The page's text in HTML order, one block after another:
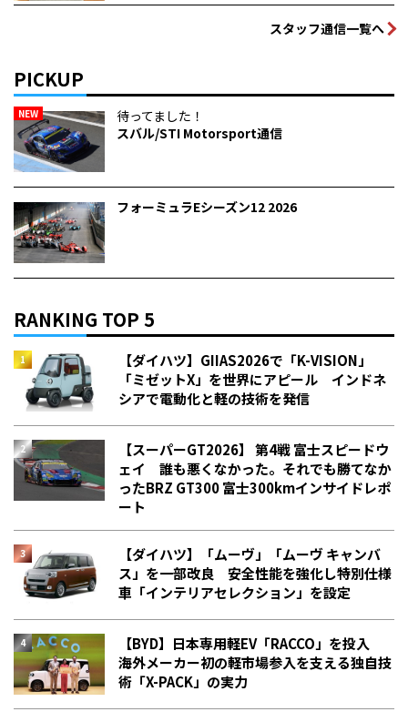
スタッフ通信一覧へ
PICKUP
NEW
待ってました！
スバル/STI Motorsport通信
フォーミュラEシーズン12 2026
RANKING TOP 5
【ダイハツ】GIIAS2026で「K-VISION」
「ミゼットX」を世界にアピール インドネ
シアで電動化と軽の技術を発信
【スーパーGT2026】 第4戦 富士スピードウ
ェイ 誰も悪くなかった。それでも勝てなか
った――BRZ GT300 富士300kmインサイドレポ
ート
【ダイハツ】「ムーヴ」「ムーヴ キャンバ
ス」を一部改良 安全性能を強化し特別仕様
車「インテリアセレクション」を設定
【BYD】日本専用軽EV「RACCO」を投入
海外メーカー初の軽市場参入を支える独自技
術「X-PACK」の実力